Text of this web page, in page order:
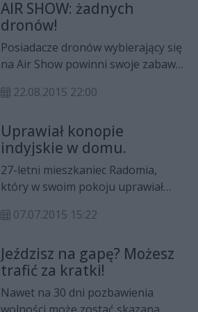
AIR SHOW: żadnych
dronów!
Posiadacze dronów wybierający się
na Air Show powinni swoje zabawki
dronem w pobliżu lotniska może
nie tylko podczas Air Show. Urząd
Lotnictwa Cywilnego opracował
specjalna ulotkę informacyjną
dotyczącą użytkowania dronów.
22.08.2015 22:00
Uprawiał konopie
indyjskie w domu.
27-letni mieszkaniec Radomia,
który w swoim pokoju uprawiał
policjantów z wydziału d/w z
w Radom. Mężczyzna usłyszał już
zarzut nielegalnej uprawy. Za
przestępstwo to grozi kara do 3 lat
pozbawienia wolności.
07.07.2015 15:22
Jeździsz na gapę? Możesz
trafić za kratki!
Nawet na 30 dni pozbawienia